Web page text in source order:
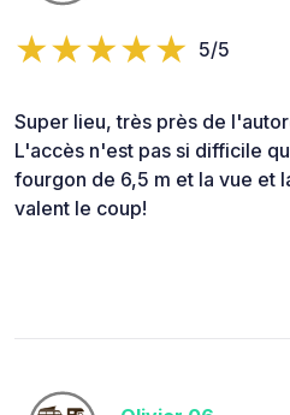
5/5
Super lieu, très près de
L'accès n'est pas si difficile
fourgon de 6,5 m et la vue et
valent le coup!